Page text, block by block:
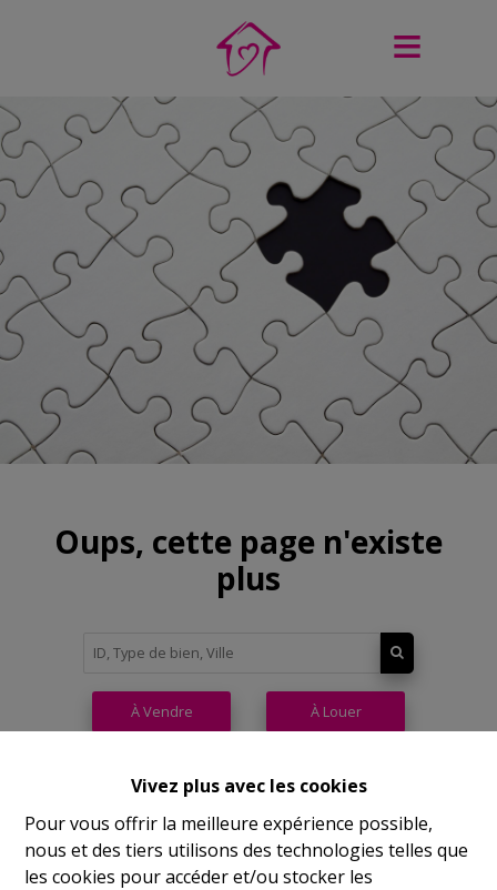
Vivez plus avec les cookies
Pour vous offrir la meilleure expérience possible,
nous et des tiers utilisons des technologies telles que
les cookies pour accéder et/ou stocker les
Oups, cette page n'existe
plus
À Vendre À Louer
Philippeville